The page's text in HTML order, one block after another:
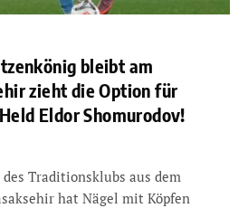
bleibt am
zieht die Option für
Eldor Shomurodov!
Traditionsklubs aus dem
hat Nägel mit Köpfen